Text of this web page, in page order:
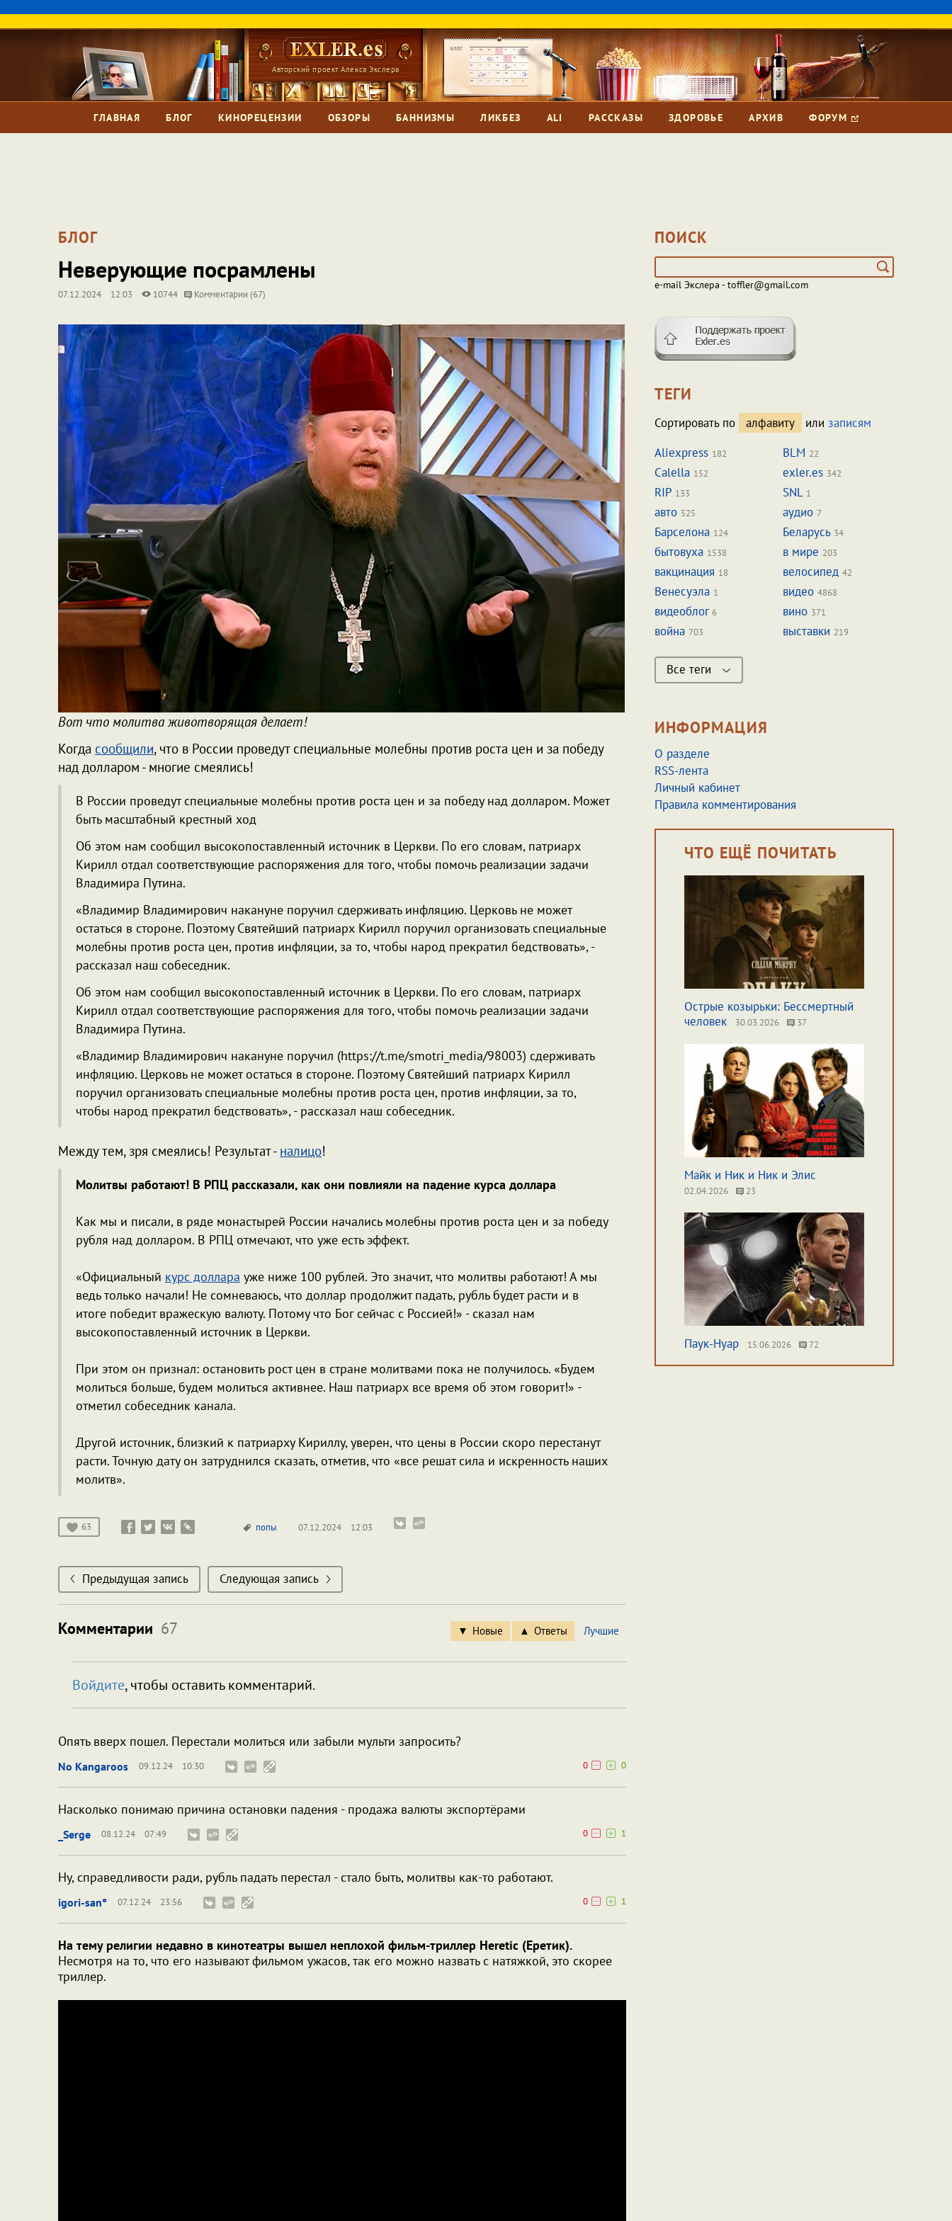
Авторский проект Алекса Экслера
ГЛАВНАЯ БЛОГ КИНОРЕЦЕНЗИИ ОБЗОРЫ БАННИЗМЫ ЛИКБЕЗ ALI РАССКАЗЫ ЗДОРОВЬЕ АРХИВ ФОРУМ
БЛОГ
Неверующие посрамлены
07.12.2024 12:03 10744 Комментарии (67)
Вот что молитва животворящая делает!
Когда сообщили, что в России проведут специальные молебны против роста цен и за победу
над долларом - многие смеялись!
В России проведут специальные молебны против роста цен и за победу над долларом. Может
быть масштабный крестный ход
Об этом нам сообщил высокопоставленный источник в Церкви. По его словам, патриарх
Кирилл отдал соответствующие распоряжения для того, чтобы помочь реализации задачи
Владимира Путина.
«Владимир Владимирович накануне поручил сдерживать инфляцию. Церковь не может
остаться в стороне. Поэтому Святейший патриарх Кирилл поручил организовать специальные
молебны против роста цен, против инфляции, за то, чтобы народ прекратил бедствовать», -
рассказал наш собеседник.
Об этом нам сообщил высокопоставленный источник в Церкви. По его словам, патриарх
Кирилл отдал соответствующие распоряжения для того, чтобы помочь реализации задачи
Владимира Путина.
«Владимир Владимирович накануне поручил (https://t.me/smotri_media/98003) сдерживать
инфляцию. Церковь не может остаться в стороне. Поэтому Святейший патриарх Кирилл
поручил организовать специальные молебны против роста цен, против инфляции, за то,
чтобы народ прекратил бедствовать», - рассказал наш собеседник.
Между тем, зря смеялись! Результат - налицо!
Молитвы работают! В РПЦ рассказали, как они повлияли на падение курса доллара
Как мы и писали, в ряде монастырей России начались молебны против роста цен и за победу
рубля над долларом. В РПЦ отмечают, что уже есть эффект.
«Официальный курс доллара уже ниже 100 рублей. Это значит, что молитвы работают! А мы
ведь только начали! Не сомневаюсь, что доллар продолжит падать, рубль будет расти и в
итоге победит вражескую валюту. Потому что Бог сейчас с Россией!» - сказал нам
высокопоставленный источник в Церкви.
При этом он признал: остановить рост цен в стране молитвами пока не получилось. «Будем
молиться больше, будем молиться активнее. Наш патриарх все время об этом говорит!» -
отметил собеседник канала.
Другой источник, близкий к патриарху Кириллу, уверен, что цены в России скоро перестанут
расти. Точную дату он затруднился сказать, отметив, что «все решат сила и искренность наших
молитв».
63 попы 07.12.2024 12:03
Предыдущая запись Следующая запись
Комментарии 67 Новые Ответы Лучшие
Войдите, чтобы оставить комментарий.
Опять вверх пошел. Перестали молиться или забыли мульти запросить?
No Kangaroos 09.12.24 10:30 0 0
Насколько понимаю причина остановки падения - продажа валюты экспортёрами
_Serge 08.12.24 07:49 0 1
Ну, справедливости ради, рубль падать перестал - стало быть, молитвы как-то работают.
igori-san° 07.12.24 23:56 0 1
На тему религии недавно в кинотеатры вышел неплохой фильм-триллер Heretic (Еретик).
Несмотря на то, что его называют фильмом ужасов, так его можно назвать с натяжкой, это скорее
триллер.
ПОИСК
e-mail Экслера - toffler@gmail.com
ТЕГИ
Сортировать по алфавиту или записям
Aliexpress 182 BLM 22
Calella 152 exler.es 342
RIP 133 SNL 1
авто 525 аудио 7
Барселона 124 Беларусь 34
бытовуха 1538 в мире 203
вакцинация 18 велосипед 42
Венесуэла 1 видео 4868
видеоблог 6 вино 371
война 703 выставки 219
Все теги
ИНФОРМАЦИЯ
О разделе
RSS-лента
Личный кабинет
Правила комментирования
ЧТО ЕЩЁ ПОЧИТАТЬ
Острые козырьки: Бессмертный
человек
30.03.2026 37
Майк и Ник и Ник и Элис
02.04.2026 23
Паук-Нуар 15.06.2026 72